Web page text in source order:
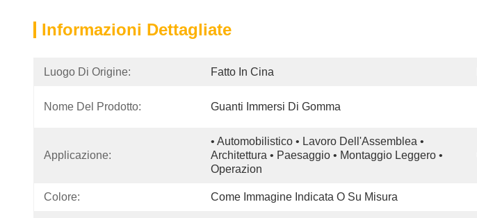
Informazioni Dettagliate
Luogo Di Origine: Fatto In Cina
Nome Del Prodotto: Guanti Immersi Di Gomma
Applicazione:
• Automobilistico • Lavoro Dell'Assemblea •
Architettura • Paesaggio • Montaggio Leggero •
Operazion
Colore: Come Immagine Indicata O Su Misura